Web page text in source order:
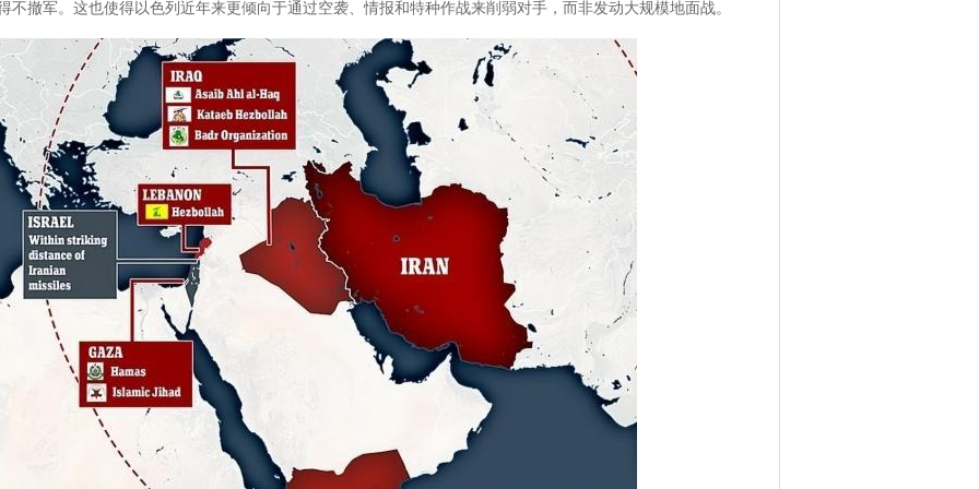
不撤军。这也使得以色列近年来更倾向于通过空袭、情报和特种作战来削弱对手，而非发动大规模地面战。